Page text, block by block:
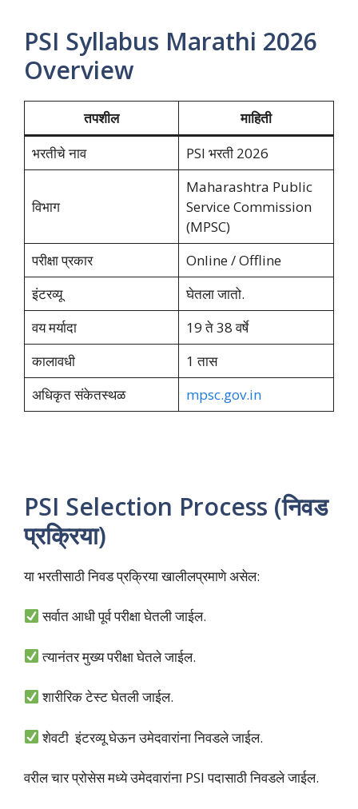
PSI Syllabus Marathi 2026
Overview
तपशील
माहिती
भरतीचे नाव
PSI भरती 2026
विभाग
Maharashtra Public
Service Commission
(MPSC)
परीक्षा प्रकार
Online / Offline
इंटरव्यू
घेतला जातो.
वय मर्यादा
19 ते 38 वर्षे
कालावधी
1 तास
अधिकृत संकेतस्थळ
mpsc.gov.in
PSI Selection Process (निवड
प्रक्रिया)
या भरतीसाठी निवड प्रक्रिया खालीलप्रमाणे असेल:
सर्वात आधी पूर्व परीक्षा घेतली जाईल.
त्यानंतर मुख्य परीक्षा घेतले जाईल.
शारीरिक टेस्ट घेतली जाईल.
शेवटी इंटरव्यू घेऊन उमेदवारांना निवडले जाईल.
वरील चार प्रोसेस मध्ये उमेदवारांना PSI पदासाठी निवडले जाईल.